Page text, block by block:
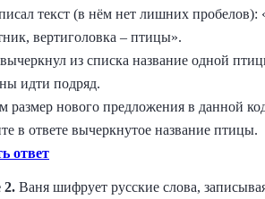
текст (в нём нет лишних пробелов):
вертиголовка – птицы».
из списка название одной
идти подряд.
размер нового предложения в данной
в ответе вычеркнутое название птицы.
ответ
2. Ваня шифрует русские слова,